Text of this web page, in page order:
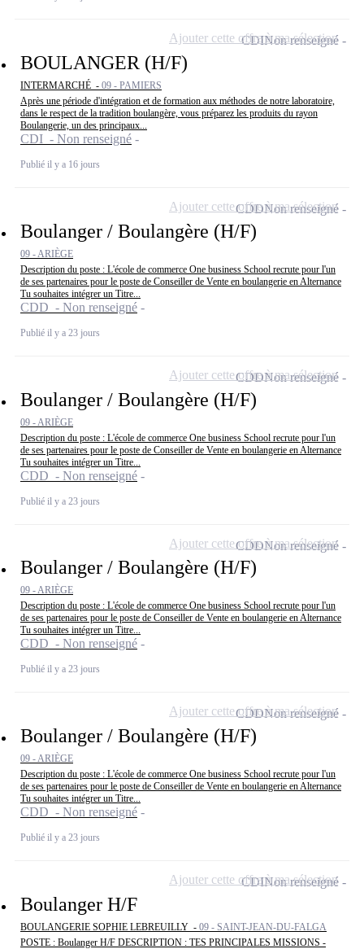
BOULANGER (H/F)
INTERMARCHÉ - 09 - PAMIERS
Après une période d'intégration et de formation aux méthodes de notre laboratoire,
dans le respect de la tradition boulangère, vous préparez les produits du rayon
Boulangerie, un des principaux...
CDI - Non renseigné
Publié il y a 16 jours
CDINon renseigné
Ajouter cette offre à ma sélection
Boulanger / Boulangère (H/F)
09 - ARIÈGE
Description du poste : L'école de commerce One business School recrute pour l'un
de ses partenaires pour le poste de Conseiller de Vente en boulangerie en Alternance
Tu souhaites intégrer un Titre...
CDD - Non renseigné
Publié il y a 23 jours
CDDNon renseigné
Ajouter cette offre à ma sélection
Boulanger / Boulangère (H/F)
09 - ARIÈGE
Description du poste : L'école de commerce One business School recrute pour l'un
de ses partenaires pour le poste de Conseiller de Vente en boulangerie en Alternance
Tu souhaites intégrer un Titre...
CDD - Non renseigné
Publié il y a 23 jours
CDDNon renseigné
Ajouter cette offre à ma sélection
Boulanger / Boulangère (H/F)
09 - ARIÈGE
Description du poste : L'école de commerce One business School recrute pour l'un
de ses partenaires pour le poste de Conseiller de Vente en boulangerie en Alternance
Tu souhaites intégrer un Titre...
CDD - Non renseigné
Publié il y a 23 jours
CDDNon renseigné
Ajouter cette offre à ma sélection
Boulanger / Boulangère (H/F)
09 - ARIÈGE
Description du poste : L'école de commerce One business School recrute pour l'un
de ses partenaires pour le poste de Conseiller de Vente en boulangerie en Alternance
Tu souhaites intégrer un Titre...
CDD - Non renseigné
Publié il y a 23 jours
CDDNon renseigné
Ajouter cette offre à ma sélection
Boulanger H/F
BOULANGERIE SOPHIE LEBREUILLY - 09 - SAINT-JEAN-DU-FALGA
POSTE : Boulanger H/F DESCRIPTION : TES PRINCIPALES MISSIONS -
CDINon renseigné
Ajouter cette offre à ma sélection